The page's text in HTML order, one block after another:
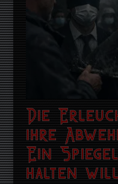
Die
ihre
Ein
halten will